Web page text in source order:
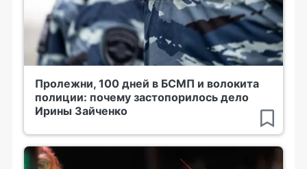
Пролежни, 100 дней в БСМП и волокита
полиции: почему застопорилось дело
Ирины Зайченко